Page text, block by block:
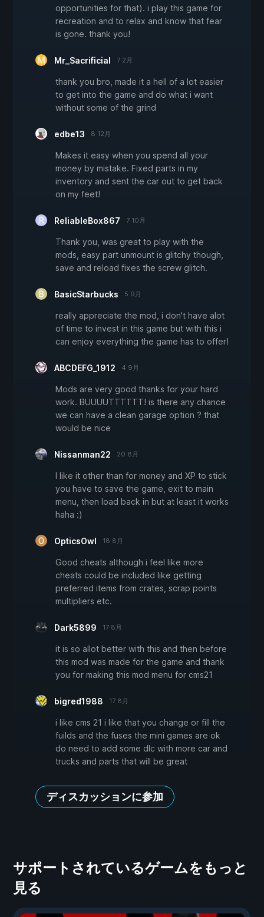
opportunities for that). i play this game for
recreation and to relax and know that fear
is gone. thank you!
Mr_Sacrificial 7 2月
thank you bro, made it a hell of a lot easier
to get into the game and do what i want
without some of the grind
edbe13 8 12月
Makes it easy when you spend all your
money by mistake. Fixed parts in my
inventory and sent the car out to get back
on my feet!
ReliableBox867 7 10月
Thank you, was great to play with the
mods, easy part unmount is glitchy though,
save and reload fixes the screw glitch.
BasicStarbucks 5 9月
really appreciate the mod, i don't have alot
of time to invest in this game but with this i
can enjoy everything the game has to offer!
ABCDEFG_1912 4 9月
Mods are very good thanks for your hard
work. BUUUUTTTTTT! is there any chance
we can have a clean garage option ? that
would be nice
Nissanman22 20 8月
I like it other than for money and XP to stick
you have to save the game, exit to main
menu, then load back in but at least it works
haha :)
OpticsOwl 18 8月
Good cheats although i feel like more
cheats could be included like getting
preferred items from crates, scrap points
multipliers etc.
Dark5899 17 8月
it is so allot better with this and then before
this mod was made for the game and thank
you for making this mod menu for cms21
bigred1988 17 8月
i like cms 21 i like that you change or fill the
fuilds and the fuses the mini games are ok
do need to add some dlc with more car and
trucks and parts that will be great
ディスカッションに参加
サポートされているゲームをもっと
見る